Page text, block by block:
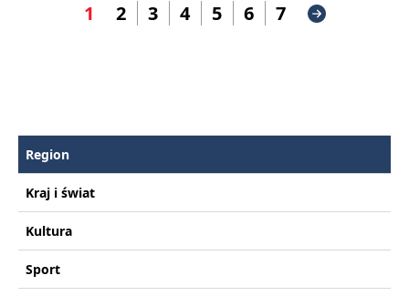
1 2 3 4 5 6 7
Region
Kraj i świat
Kultura
Sport